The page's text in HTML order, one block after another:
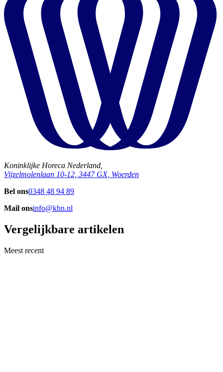
Koninklijke Horeca Nederland,
Vijzelmolenlaan 10-12, 3447 GX, Woerden
Bel ons0348 48 94 89
Mail onsinfo@khn.nl
Vergelijkbare artikelen
Meest recent